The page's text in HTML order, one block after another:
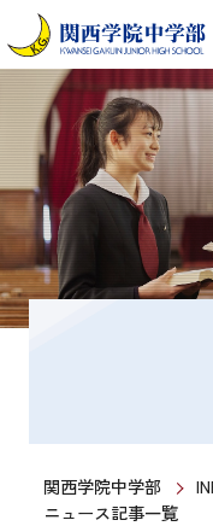
関西学院中学部
ニュース記事一覧